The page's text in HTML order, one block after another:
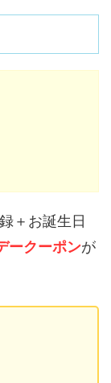
＋お誕生日
ークーポンが